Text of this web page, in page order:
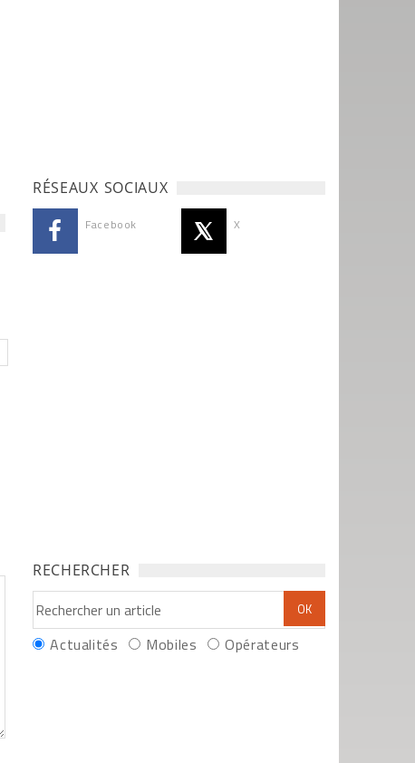
RÉSEAUX SOCIAUX
Facebook X
RECHERCHER
Actualités Mobiles Opérateurs